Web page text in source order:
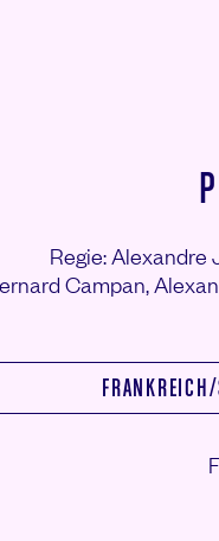
Regie: Alexandre
Campan,
FRANKREICH/